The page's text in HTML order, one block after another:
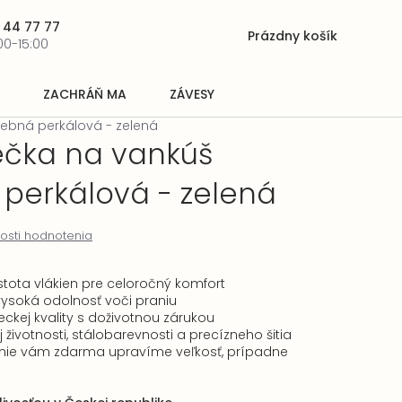
44 77 77
15:00
Nákupný
Prázdny košík
ZACHRÁŇ MA ZÁVESY
perkálová - zelená
na vankúš
- zelená
hodnotenia
vlákien pre celoročný komfort
odolnosť voči praniu
kvality s doživotnou zárukou
životnosti, stálobarevnosti a precízneho šitia
vám zdarma upravíme veľkosť, prípadne